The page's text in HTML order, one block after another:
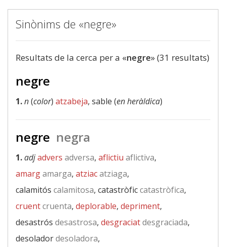
Sinònims de «negre»
Resultats de la cerca per a «negre» (31 resultats)
negre
1.n(color) atzabeja, sable (en heràldica)
negre negra
1.adjadvers adversa, aflictiu aflictiva,
amargamarga, atziacatziaga,
calamitós calamitosa, catastròficcatastròfica,
cruentcruenta, deplorable, depriment,
desastrós desastrosa, desgraciatdesgraciada,
desoladordesoladora,